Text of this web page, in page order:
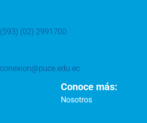
(593) (02) 2991700
conexion@puce.edu.ec
Conoce más:
Nosotros